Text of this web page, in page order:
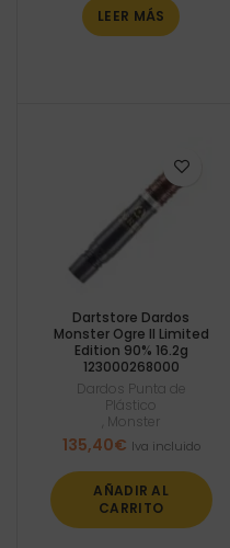
LEER MÁS
Dartstore Dardos
Monster Ogre II Limited
Edition 90% 16.2g
123000268000
Dardos Punta de
Plástico
Monster
135,40€ Iva incluido
AÑADIR AL
CARRITO